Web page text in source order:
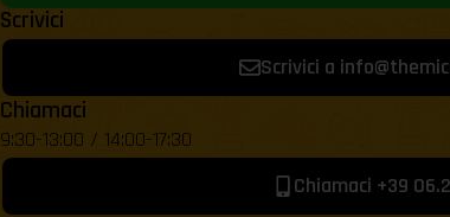
Scrivici
Scrivici a
Chiamaci
9:30-13:00 / 14:00-17:30
Chiamaci +39